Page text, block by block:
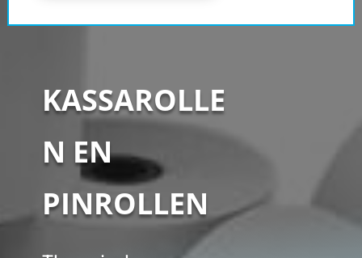
KASSAROLLE
N EN
PINROLLEN